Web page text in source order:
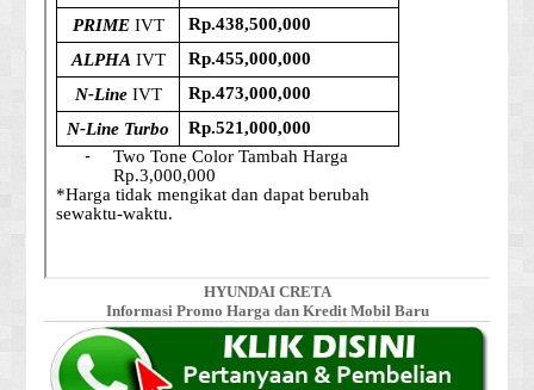
HYUNDAI CRETA
Informasi Promo Harga dan Kredit Mobil Baru